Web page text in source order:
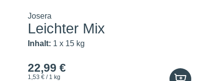
Josera
Leichter Mix
Inhalt: 1 x 15 kg
22,99 €
1,53 € / 1 kg